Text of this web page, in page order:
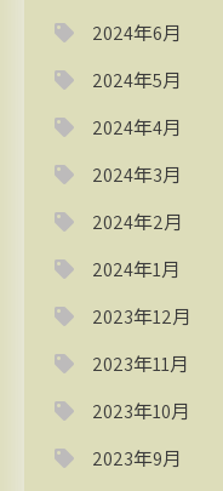
2024年6月
2024年5月
2024年4月
2024年3月
2024年2月
2024年1月
2023年12月
2023年11月
2023年10月
2023年9月